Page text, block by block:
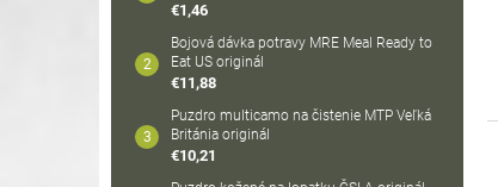
€1,46
Bojová dávka potravy MRE Meal Ready to
Eat US originál
€11,88
Puzdro multicamo na čistenie MTP Veľká
Británia originál
€10,21